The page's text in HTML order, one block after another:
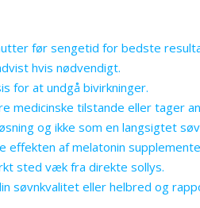
før sengetid for bedste
hvis nødvendigt.
for at undgå bivirkninger.
medicinske tilstande eller tager
og ikke som en langsigtet
effekten af melatonin
sted væk fra direkte sollys.
søvnkvalitet eller helbred og